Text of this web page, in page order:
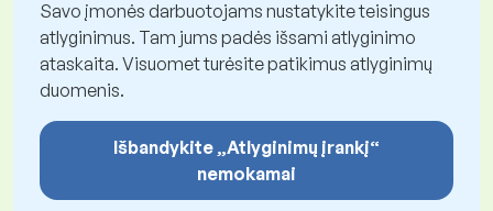
Savo įmonės darbuotojams nustatykite teisingus
atlyginimus. Tam jums padės išsami atlyginimo
ataskaita. Visuomet turėsite patikimus atlyginimų
duomenis.
Išbandykite „Atlyginimų įrankį“
nemokamai